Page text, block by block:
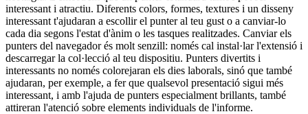
interessant i atractiu. Diferents colors, formes, textures i un disseny
interessant t'ajudaran a escollir el punter al teu gust o a canviar-lo
cada dia segons l'estat d'ànim o les tasques realitzades. Canviar els
punters del navegador és molt senzill: només cal instal·lar l'extensió i
descarregar la col·lecció al teu dispositiu. Punters divertits i
interessants no només colorejaran els dies laborals, sinó que també
ajudaran, per exemple, a fer que qualsevol presentació sigui més
interessant, i amb l'ajuda de punters especialment brillants, també
attireran l'atenció sobre elements individuals de l'informe.